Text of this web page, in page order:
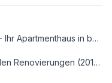
Alpine Eleganz in Serfaus-Fiss-Ladis - Ihr Apartmenthaus in bester Lage!
(2015 großzügige Erneuerung)